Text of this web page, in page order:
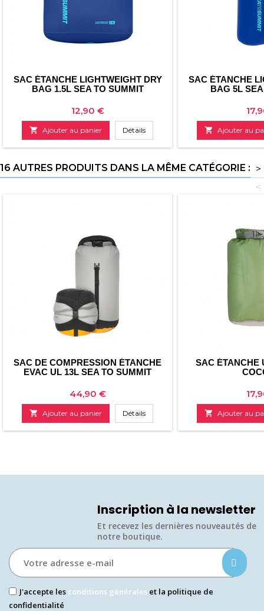
SAC ÉTANCHE LIGHTWEIGHT DRY
BAG 1.5L SEA TO SUMMIT
Prix
12,90 €
 Ajouter au panier Détails
SAC ÉTANCHE
BAG 5L
Prix
 Ajouter au
16 AUTRES PRODUITS DANS LA MÊME CATÉGORIE : >
<
SAC DE COMPRESSION ÉTANCHE
EVAC UL 13L SEA TO SUMMIT
Prix
44,90 €
 Ajouter au panier Détails
SAC ÉTANCHE
Prix
 Ajouter au
Inscription à la newsletter
Et recevez les dernières nouveautés de
notre boutique.​
J'accepte les conditions générales et la politique de
confidentialité